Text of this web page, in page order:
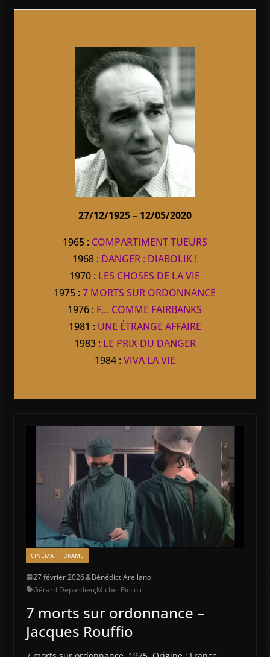
27/12/1925 – 12/05/2020
1965 : COMPARTIMENT TUEURS
1968 : DANGER : DIABOLIK !
1970 : LES CHOSES DE LA VIE
1975 :7 MORTS SUR ORDONNANCE
1976 : F… COMME FAIRBANKS
1981 : UNE ÉTRANGE AFFAIRE
1983 : LE PRIX DU DANGER
1984 : VIVA LA VIE
CINÉMA DRAME
27 février 2026
Bénédict Arellano
Gérard Depardieu,Michel Piccoli
7 morts sur ordonnance –
Jacques Rouffio